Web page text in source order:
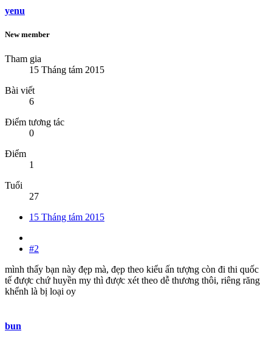
yenu
New member
Tham gia
15 Tháng tám 2015
Bài viết
6
Điểm tương tác
0
Điểm
1
Tuổi
27
15 Tháng tám 2015
#2
mình thấy bạn này đẹp mà, đẹp theo kiểu ấn tượng còn đi thi quốc
tế được chứ huyền my thì được xét theo dễ thương thôi, riêng răng
khểnh là bị loại oy
bun